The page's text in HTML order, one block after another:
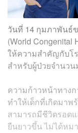
วันที่ 14 กุมภาพันธ์
(World
ให้ความสำคัญกับโ
สำหรับผู้ป่วยจำนว
ความก้าวหน้าทาง
ทำให้เด็กที่เกิดมาพ
สามารถมีชีวิตรอด
ยืนยาวขึ้น ไม่ได้หม